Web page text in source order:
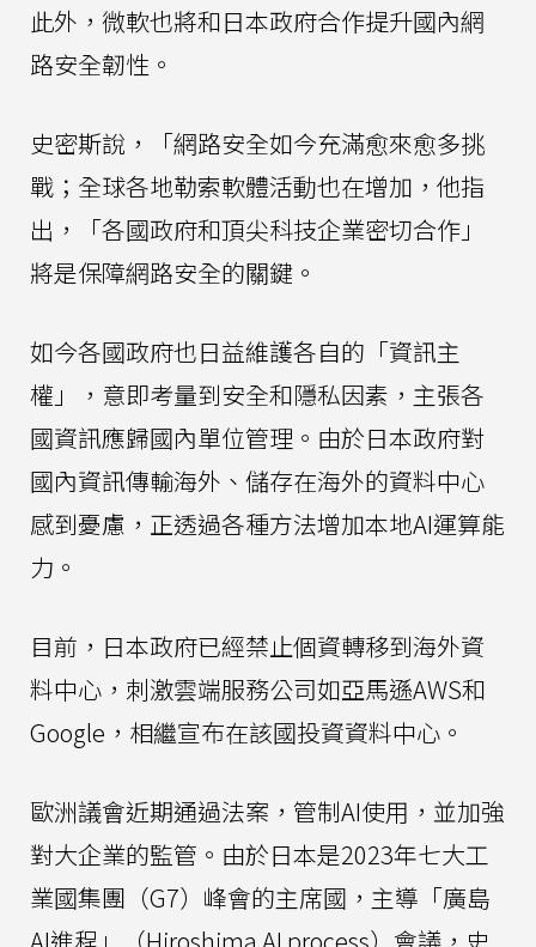
此外，微軟也將和日本政府合作提升國內網
路安全韌性。
史密斯說，「網路安全如今充滿愈來愈多挑
戰；全球各地勒索軟體活動也在增加，他指
出，「各國政府和頂尖科技企業密切合作」
將是保障網路安全的關鍵。
如今各國政府也日益維護各自的「資訊主
權」，意即考量到安全和隱私因素，主張各
國資訊應歸國內單位管理。由於日本政府對
國內資訊傳輸海外、儲存在海外的資料中心
感到憂慮，正透過各種方法增加本地AI運算能
力。
目前，日本政府已經禁止個資轉移到海外資
料中心，刺激雲端服務公司如亞馬遜AWS和
Google，相繼宣布在該國投資資料中心。
歐洲議會近期通過法案，管制AI使用，並加強
對大企業的監管。由於日本是2023年七大工
業國集團（G7）峰會的主席國，主導「廣島